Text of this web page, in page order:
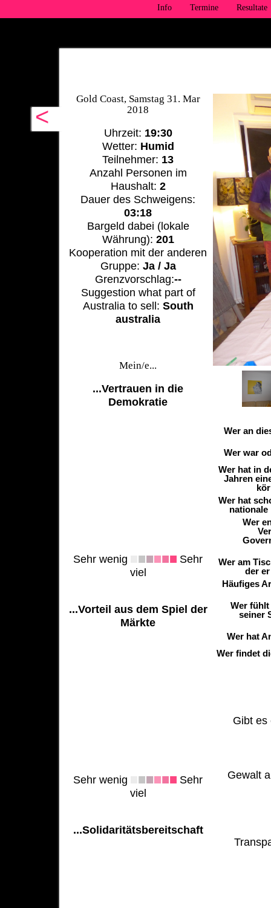
Info Termine Resultate
<
Gold Coast, Samstag 31. Mar
2018
Uhrzeit: 19:30
Wetter: Humid
Teilnehmer: 13
Anzahl Personen im
Haushalt: 2
Dauer des Schweigens:
03:18
Bargeld dabei (lokale
Währung): 201
Kooperation mit der anderen
Gruppe: Ja / Ja
Grenzvorschlag:--
Suggestion what part of
Australia to sell: South
australia
Mein/e...
...Vertrauen in die
Demokratie
Sehr wenig
Sehr
viel
...Vorteil aus dem Spiel der
Märkte
Sehr wenig
Sehr
viel
...Solidaritätsbereitschaft
Wer an
Wer war
Wer hat in
Jahren
Wer hat
Wer
Wer am
der
Häufiges
Wer
seiner
Wer hat
Wer findet
Gibt es
Gewalt